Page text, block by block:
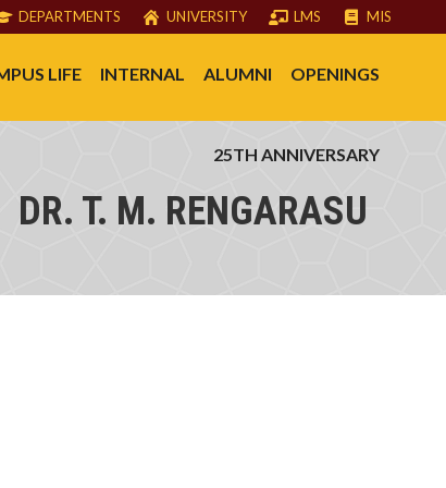
DEPARTMENTS UNIVERSITY LMS MIS
LIFE INTERNAL ALUMNI OPENINGS
25TH ANNIVERSARY
DR. T. M. RENGARASU